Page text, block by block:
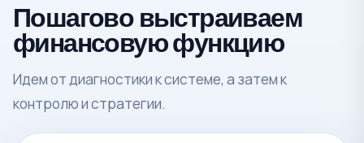
Пошагово выстраиваем
финансовую функцию
Идем от диагностики к системе, а затем к
контролю и стратегии.